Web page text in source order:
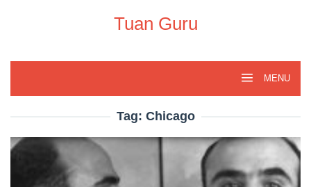
Tuan Guru
MENU
Tag: Chicago